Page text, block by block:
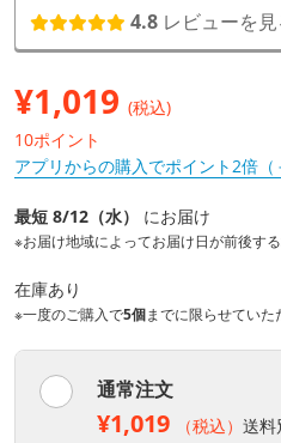
4.8 レビューを見
¥1,019 (税込)
10ポイント
アプリからの購入でポイント2倍（
最短 8/12（水） にお届け
※お届け地域によってお届け日が前後する
在庫あり
※一度のご購入で5個までに限らせていた
通常注文
¥1,019 （税込） 送料